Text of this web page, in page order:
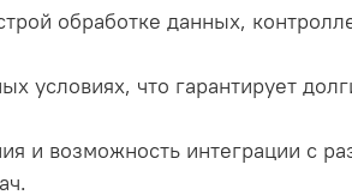
обработке данных,
условиях, что гарантирует
и возможность интеграции с